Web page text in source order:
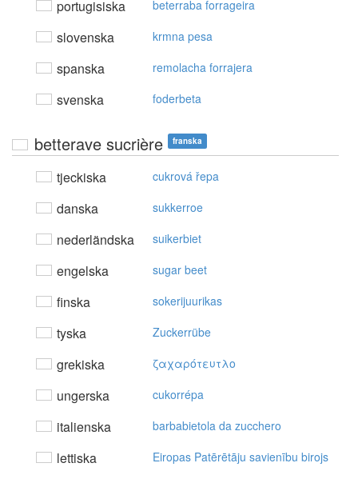
portugisiska beterraba forrageira
slovenska krmna pesa
spanska remolacha forrajera
svenska foderbeta
betterave sucrière franska
tjeckiska cukrová řepa
danska sukkerroe
nederländska suikerbiet
engelska sugar beet
finska sokerijuurikas
tyska Zuckerrübe
grekiska ζαχαρότευτλo
ungerska cukorrépa
italienska barbabietola da zucchero
lettiska Eiropas Patērētāju savienību birojs